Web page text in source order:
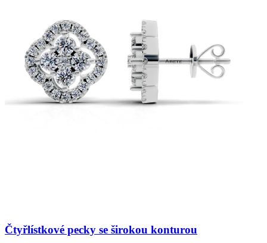
Čtyřlístkové pecky se širokou konturou